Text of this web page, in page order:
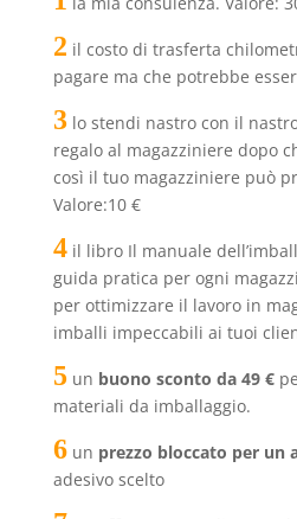
2 il costo di trasferta
pagare ma che potrebbe
3lo stendi nastro con il
regalo al magazziniere dopo
così il tuo magazziniere può
Valore:10 €
4il libro Il manuale
guida pratica per ogni
per ottimizzare il lavoro in
imballi impeccabili ai tuoi
5un buono sconto da 49 €
materiali da imballaggio.
6un prezzo bloccato per un
adesivo scelto